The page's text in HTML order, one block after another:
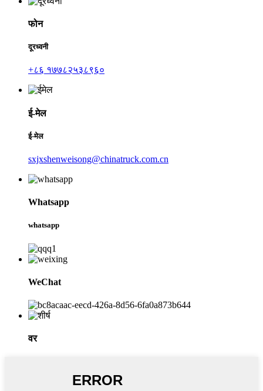
फोन
दूरध्वनी
+८६ १७७८२५३८९६०
ई-मेल
ई-मेल
sxjxshenweisong@chinatruck.com.cn
Whatsapp
whatsapp
WeChat
वर